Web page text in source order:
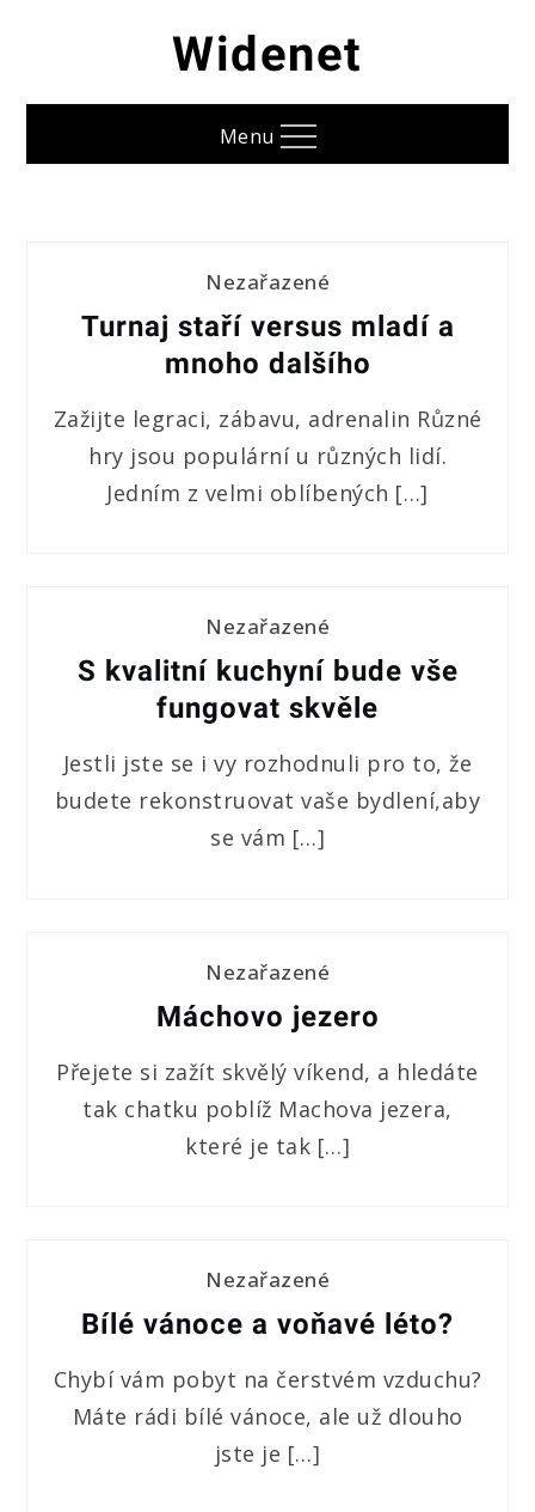
Widenet
Menu
Nezařazené
Turnaj staří versus mladí a
mnoho dalšího
Zažijte legraci, zábavu, adrenalin Různé
hry jsou populární u různých lidí.
Jedním z velmi oblíbených […]
Nezařazené
S kvalitní kuchyní bude vše
fungovat skvěle
Jestli jste se i vy rozhodnuli pro to, že
budete rekonstruovat vaše bydlení,aby
se vám […]
Nezařazené
Máchovo jezero
Přejete si zažít skvělý víkend, a hledáte
tak chatku poblíž Machova jezera,
které je tak […]
Nezařazené
Bílé vánoce a voňavé léto?
Chybí vám pobyt na čerstvém vzduchu?
Máte rádi bílé vánoce, ale už dlouho
jste je […]